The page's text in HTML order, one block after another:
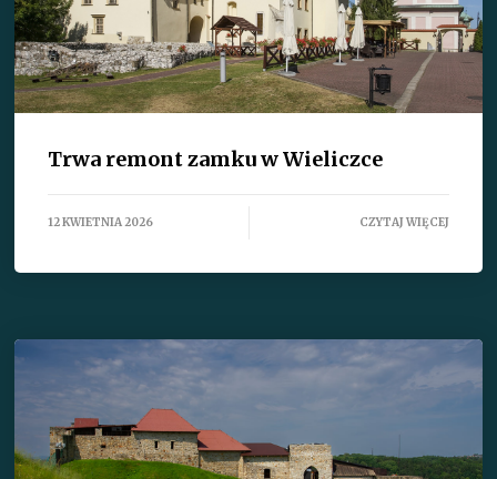
Trwa remont zamku w Wieliczce
12 KWIETNIA 2026 CZYTAJ WIĘCEJ